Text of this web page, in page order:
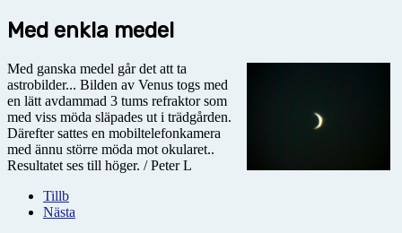
Med enkla medel
Med ganska medel går det att ta
astrobilder... Bilden av Venus togs med
en lätt avdammad 3 tums refraktor som
med viss möda släpades ut i trädgården.
Därefter sattes en mobiltelefonkamera
med ännu större möda mot okularet..
Resultatet ses till höger. / Peter L
Tillb
Nästa